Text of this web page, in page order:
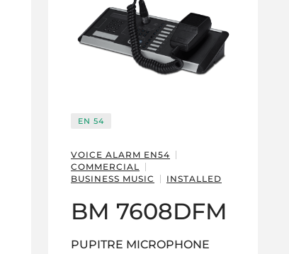
EN 54
VOICE ALARM EN54
COMMERCIAL
BUSINESS MUSIC
INSTALLED
BM 7608DFM
PUPITRE MICROPHONE